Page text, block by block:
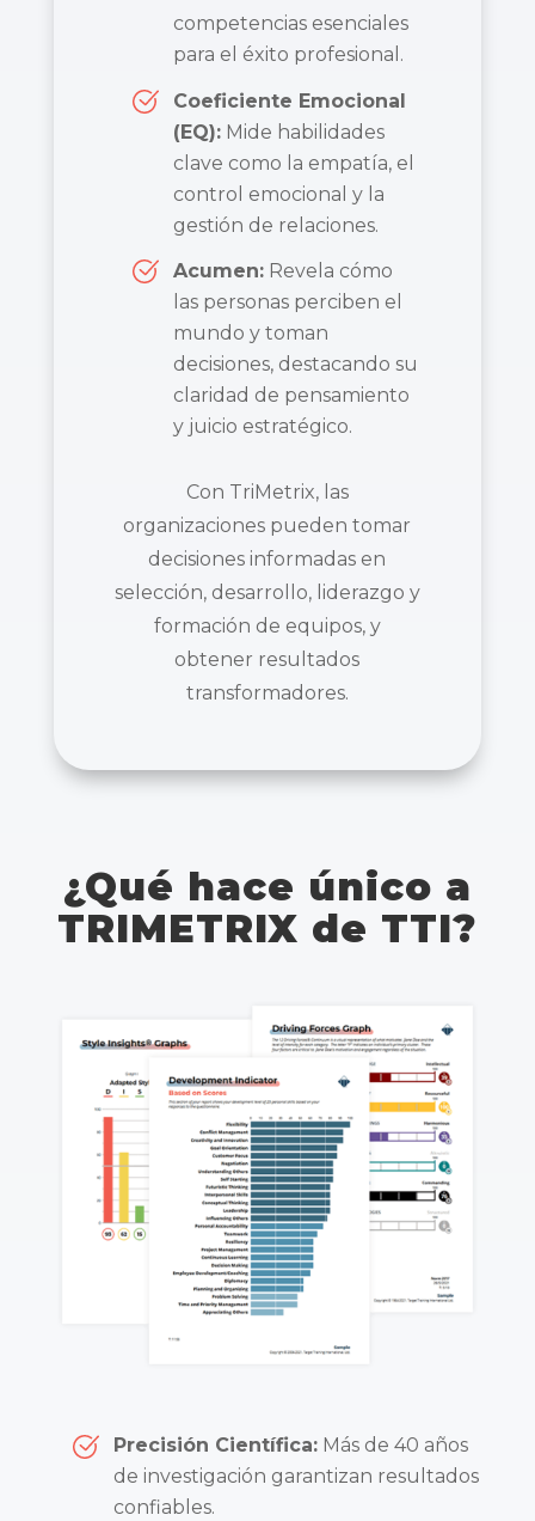
competencias esenciales
para el éxito profesional.
Coeficiente Emocional
(EQ): Mide habilidades
clave como la empatía, el
control emocional y la
gestión de relaciones.
Acumen: Revela cómo
las personas perciben el
mundo y toman
decisiones, destacando su
claridad de pensamiento
y juicio estratégico.
Con TriMetrix, las
organizaciones pueden tomar
decisiones informadas en
selección, desarrollo, liderazgo y
formación de equipos, y
obtener resultados
transformadores.
¿Qué hace único a
TRIMETRIX de TTI?
Precisión Científica: Más de 40 años
de investigación garantizan resultados
confiables.